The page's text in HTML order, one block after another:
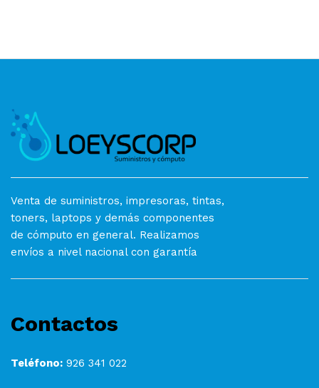
Venta de suministros, impresoras, tintas,
toners, laptops y demás componentes
de cómputo en general. Realizamos
envíos a nivel nacional con garantía
Contactos
Teléfono: 926 341 022